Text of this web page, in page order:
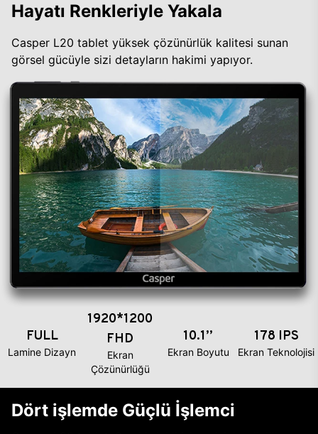
Hayatı Renkleriyle Yakala
Casper L20 tablet yüksek çözünürlük kalitesi sunan
görsel gücüyle sizi detayların hakimi yapıyor.
FULL
Lamine Dizayn
1920*1200
FHD
Ekran
Çözünürlüğü
10.1’’
Ekran Boyutu
178 IPS
Ekran Teknolojisi
Dört işlemde Güçlü İşlemci